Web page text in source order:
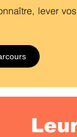
lever